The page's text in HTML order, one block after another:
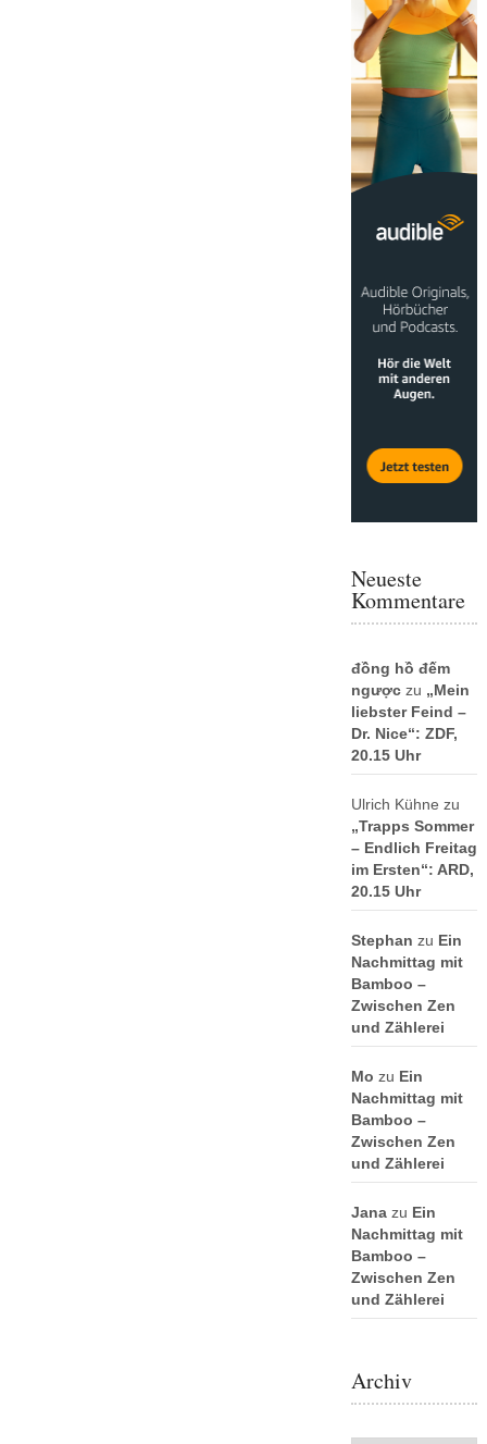
Neueste
Kommentare
đồng hồ đếm
ngượczu „Mein
liebster Feind –
Dr. Nice“: ZDF,
20.15 Uhr
Ulrich Kühne zu
„Trapps Sommer
– Endlich Freitag
im Ersten“: ARD,
20.15 Uhr
Stephan zu Ein
Nachmittag mit
Bamboo –
Zwischen Zen
und Zählerei
Mo zu Ein
Nachmittag mit
Bamboo –
Zwischen Zen
und Zählerei
Janazu Ein
Nachmittag mit
Bamboo –
Zwischen Zen
und Zählerei
Archiv